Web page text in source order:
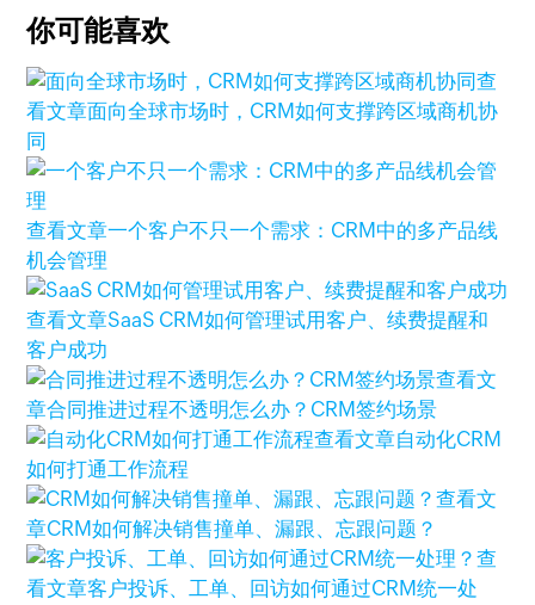
你可能喜欢
查
看文章面向全球市场时，CRM如何支撑跨区域商机协
同
查看文章一个客户不只一个需求：CRM中的多产品线
机会管理
查看文章SaaS CRM如何管理试用客户、续费提醒和
客户成功
查看文
章合同推进过程不透明怎么办？CRM签约场景
查看文章自动化CRM
如何打通工作流程
查看文
章CRM如何解决销售撞单、漏跟、忘跟问题？
查
看文章客户投诉、工单、回访如何通过CRM统一处